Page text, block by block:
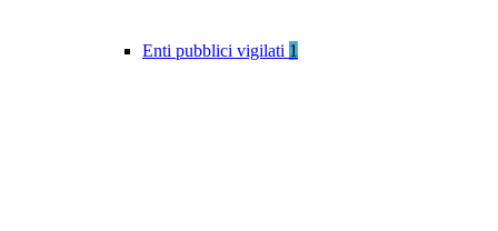
Enti pubblici vigilati 1